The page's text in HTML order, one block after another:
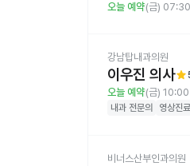
오늘 예약(금)
강남탑내과의원
이우진 의사star
오늘 예약(금)
내과 전문의 영상진료
비너스산부인과의원